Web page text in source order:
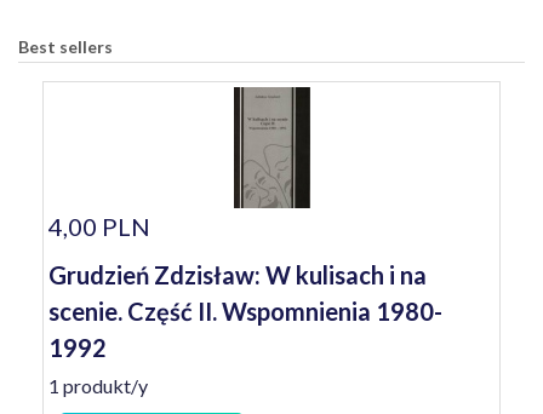
Best sellers
4,00 PLN
Grudzień Zdzisław: W kulisach i na
scenie. Część II. Wspomnienia 1980-
1992
1 produkt/y